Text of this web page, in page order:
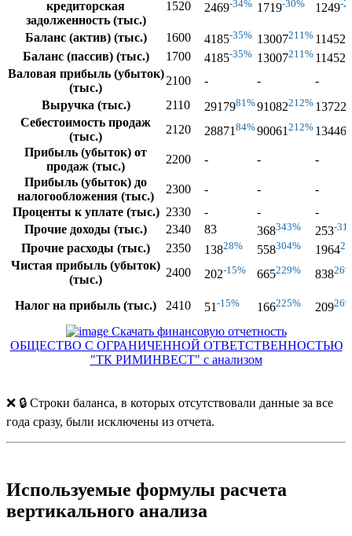
кредиторская
задолженность (тыс.)
1520 2469-34% 1719-30% 1249-
Баланс (актив) (тыс.) 1600 4185-35% 13007211% 11452
Баланс (пассив) (тыс.) 1700 4185-35% 13007211% 11452
Валовая прибыль (убыток)
(тыс.)
2100 - -
-
Выручка (тыс.)
2110 2917981%91082212% 137223
Себестоимость продаж
(тыс.)
2120 28871 84%90061 212% 134465
Прибыль (убыток) от
продаж (тыс.)
2200 - -
-
Прибыль (убыток) до
налогообложения (тыс.)
2300 - -
-
Проценты к уплате (тыс.) 2330 - -
-
Прочие доходы (тыс.)
2340 83 368343% 253-
Прочие расходы (тыс.) 2350 13828% 558304% 1964
Чистая прибыль (убыток)
(тыс.)
2400 202-15% 665229% 838
Налог на прибыль (тыс.) 2410 51 -15% 166225% 209
Скачать финансовую отчетность
ОБЩЕСТВО С ОГРАНИЧЕННОЙ ОТВЕТСТВЕННОСТЬЮ
"ТК РИМИНВЕСТ" с анализом
❌ 🔒 Строки баланса, в которых отсутствовали данные за все
года сразу, были исключены из отчета.
Используемые формулы расчета
вертикального анализа